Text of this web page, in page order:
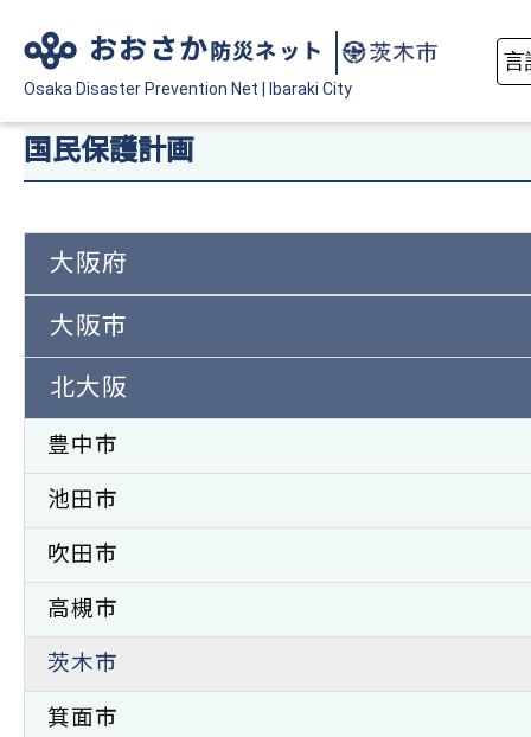
おおさか 防災ネット
Osaka Disaster Prevention Net Ibaraki City
国民保護計画
大阪府
大阪市
北大阪
豊中市
池田市
吹田市
高槻市
茨木市
箕面市